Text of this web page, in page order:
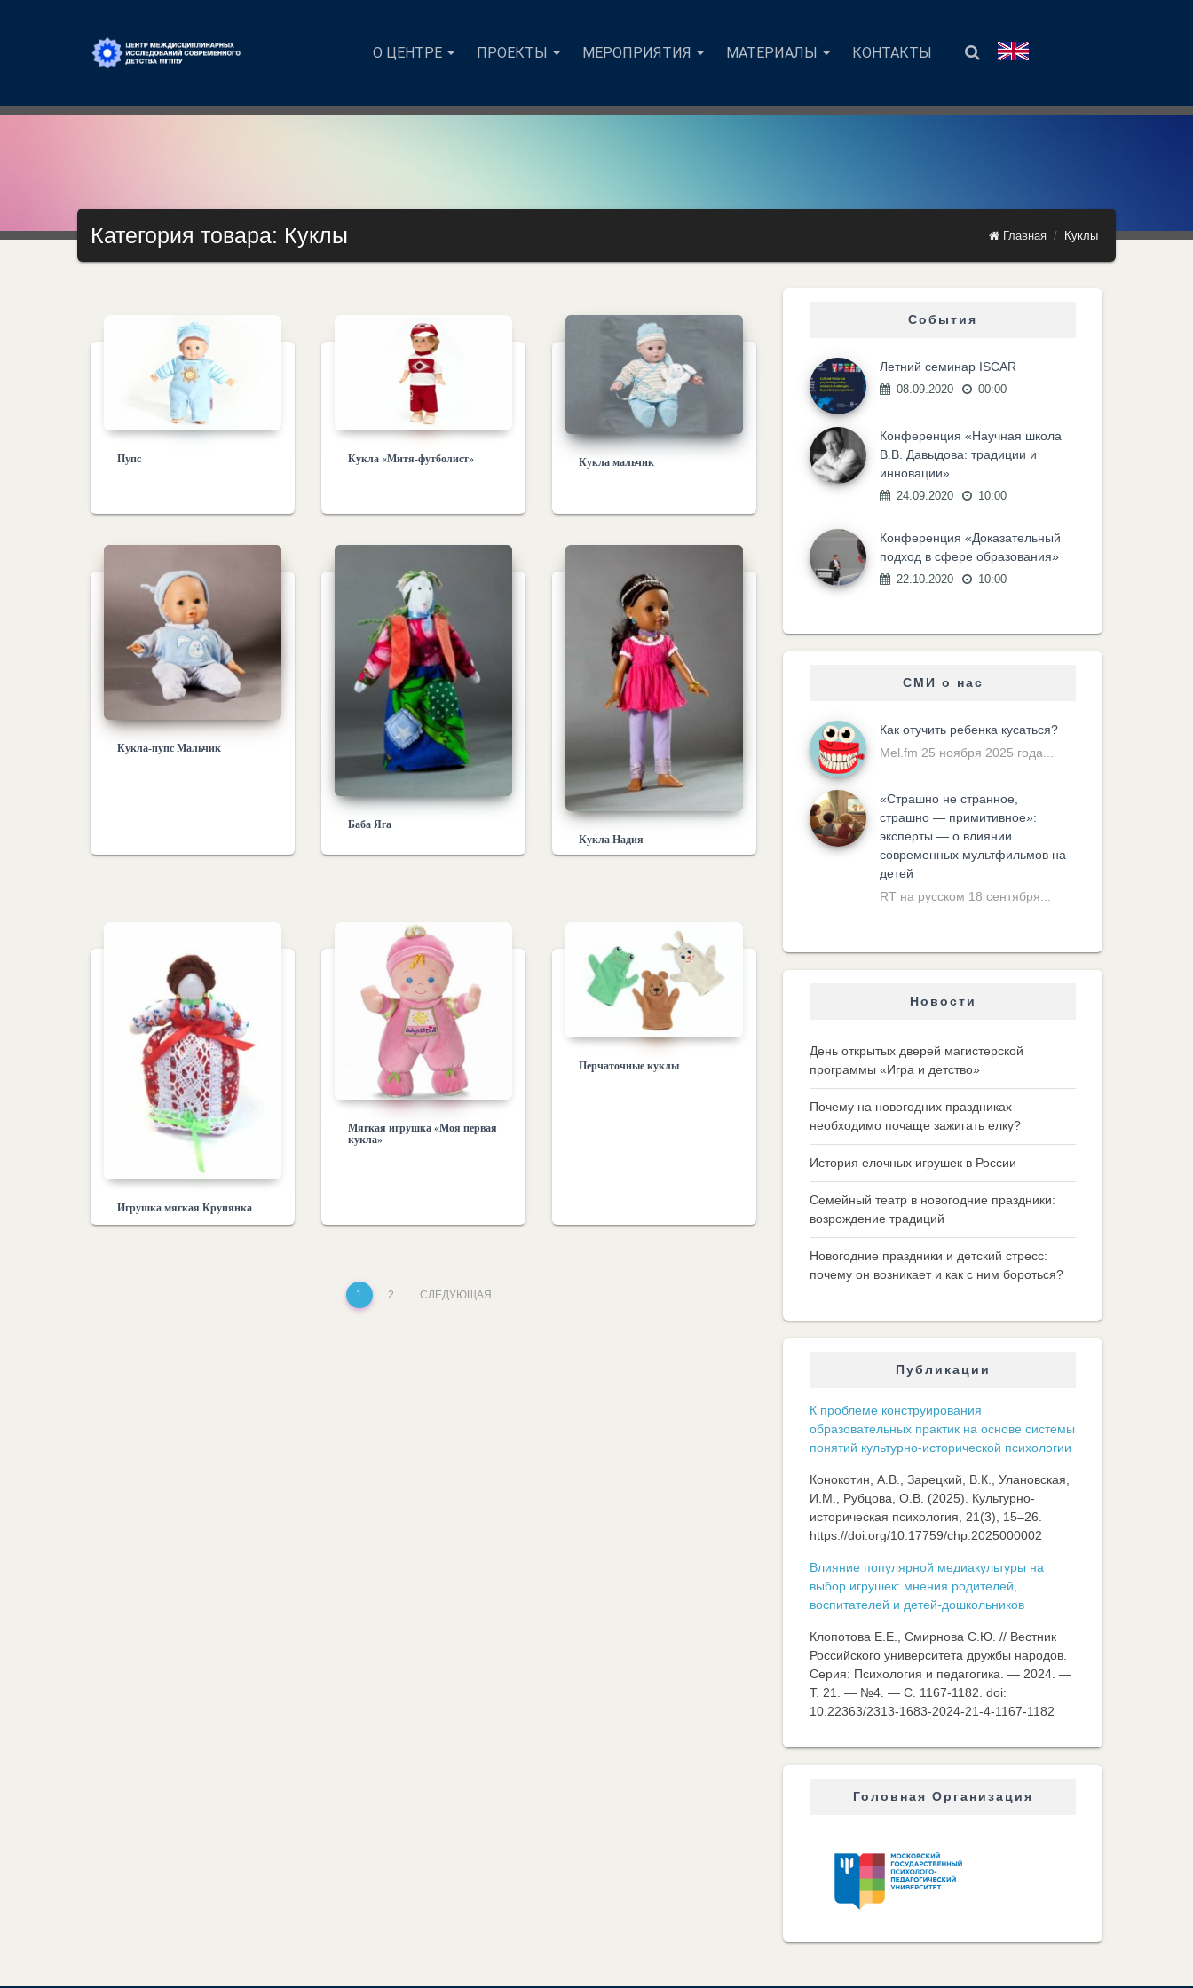
О ЦЕНТРЕ ПРОЕКТЫ МЕРОПРИЯТИЯ МАТЕРИАЛЫ КОНТАКТЫ
Категория товара: Куклы Главная Куклы
Пупс Кукла «Митя-футболист» Кукла мальчик
Кукла-пупс Мальчик
Баба Яга
Кукла Надия
Игрушка мягкая Крупянка
Мягкая игрушка «Моя первая
кукла»
Перчаточные куклы
1 2 СЛЕДУЮЩАЯ
События
Летний семинар ISCAR
08.09.2020 00:00
Конференция «Научная школа
В.В. Давыдова: традиции и
инновации»
24.09.2020 10:00
Конференция «Доказательный
подход в сфере образования»
22.10.2020 10:00
СМИ о нас
Как отучить ребенка кусаться?
Mel.fm 25 ноября 2025 года...
«Cтрашно не странное,
страшно — примитивное»:
эксперты — о влиянии
современных мультфильмов на
детей
RT на русском 18 сентября...
Новости
День открытых дверей магистерской
программы «Игра и детство»
Почему на новогодних праздниках
необходимо почаще зажигать елку?
История елочных игрушек в России
Семейный театр в новогодние праздники:
возрождение традиций
Новогодние праздники и детский стресс:
почему он возникает и как с ним бороться?
Публикации
К проблеме конструирования
образовательных практик на основе системы
понятий культурно-исторической психологии
Конокотин, А.В., Зарецкий, В.К., Улановская,
И.М., Рубцова, О.В. (2025). Культурно-
историческая психология, 21(3), 15–26.
https://doi.org/10.17759/chp.2025000002
Влияние популярной медиакультуры на
выбор игрушек: мнения родителей,
воспитателей и детей-дошкольников
Клопотова Е.Е., Смирнова С.Ю. // Вестник
Российского университета дружбы народов.
Серия: Психология и педагогика. — 2024. —
Т. 21. — №4. — C. 1167-1182. doi:
10.22363/2313-1683-2024-21-4-1167-1182
Головная Организация